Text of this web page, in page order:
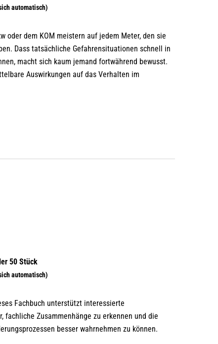
oder dem KOM meistern auf jedem Meter, den sie
Dass tatsächliche Gefahrensituationen schnell in
macht sich kaum jemand fortwährend bewusst.
Auswirkungen auf das Verhalten im
Fachbuch unterstützt interessierte
fachliche Zusammenhänge zu erkennen und die
besser wahrnehmen zu können.